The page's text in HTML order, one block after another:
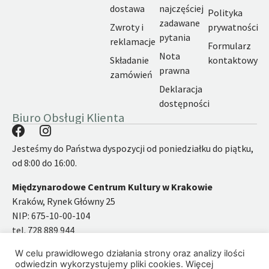
dostawa
Zwroty i
reklamacje
Składanie
zamówień
najczęściej
zadawane
pytania
Nota
prawna
Deklaracja
dostępności
Polityka
prywatności
Formularz
kontaktowy
Biuro Obsługi Klienta
Jesteśmy do Państwa dyspozycji od poniedziałku do piątku,
od 8:00 do 16:00.
Międzynarodowe Centrum Kultury w Krakowie
Kraków, Rynek Główny 25
NIP: 675-10-00-104
tel. 728 889 944
W celu prawidłowego działania strony oraz analizy ilości
odwiedzin wykorzystujemy pliki cookies. Więcej